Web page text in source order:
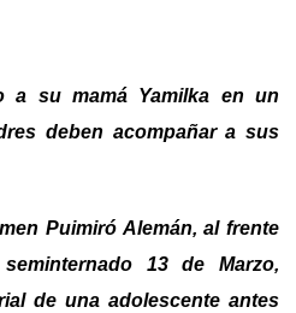
a su mamá Yamilka en un
deben acompañar a sus
Puimiró Alemán, al frente
13 de Marzo,
de una adolescente antes